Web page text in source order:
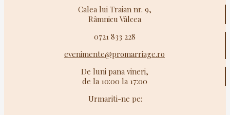
Calea lui Traian nr. 9,
Râmnicu Vâlcea
0721 833 228
evenimente@promarriage.ro
De luni pana vineri,
de la 10:00 la 17:00
Urmariti-ne pe: